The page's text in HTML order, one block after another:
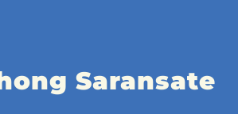
Saransate